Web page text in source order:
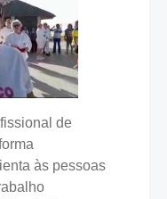
de
às pessoas